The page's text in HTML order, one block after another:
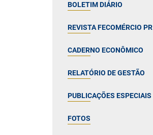
BOLETIM DIÁRIO
REVISTA FECOMÉRCIO PR
CADERNO ECONÔMICO
RELATÓRIO DE GESTÃO
PUBLICAÇÕES ESPECIAIS
FOTOS